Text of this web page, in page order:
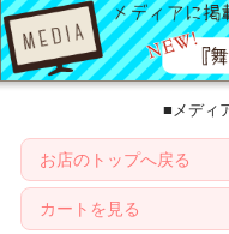
■メディ
お店のトップへ戻る
カートを見る